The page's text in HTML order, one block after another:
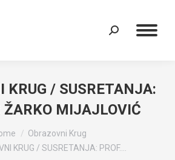
Search:
KRUG / SUSRETANJA:
ŽARKO MIJAJLOVIĆ
Obrazovni Krug
KRUG / SUSRETANJA: PROF.…